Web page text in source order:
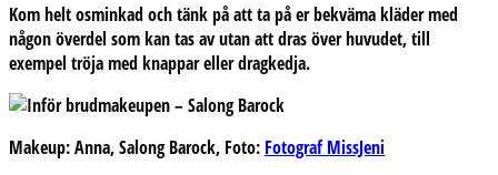
Kom helt osminkad och tänk på att ta på er bekväma kläder med
någon överdel som kan tas av utan att dras över huvudet, till
exempel tröja med knappar eller dragkedja.
Makeup: Anna, Salong Barock, Foto: Fotograf MissJeni